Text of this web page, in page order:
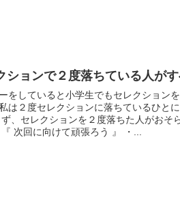
ションで２度落ちている人が
をしていると小学生でもセレクション
は２度セレクションに落ちているひと
、セレクションを２度落ちた人がおそ
次回に向けて頑張ろう 』 ・...